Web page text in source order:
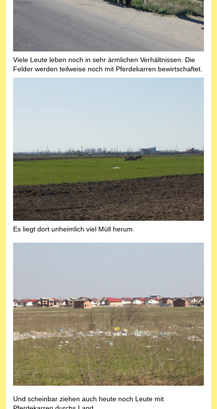
Viele Leute leben noch in sehr ärmlichen Verhältnissen. Die
Felder werden teilweise noch mit Pferdekarren bewirtschaftet.
Es liegt dort unheimlich viel Müll herum.
Und scheinbar ziehen auch heute noch Leute mit